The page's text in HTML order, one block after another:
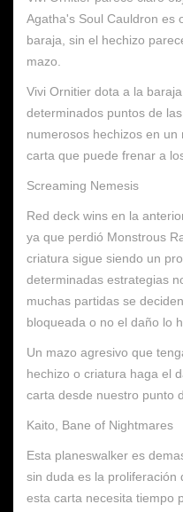
Agatha's Soul Cauldron es
baraja, sin el hechizo
mazo.
Vivi Ornitier dota a la
determinados puntos de
numerosos hechizos en
carta que puede frenar a
Screaming Nemesis
Red deck wins en la
ya que perdió Monstrous
criatura sigue siendo un
determinadas estrategias
muchas partidas se
bloqueada o no el daño lo
Un mazo agresivo que
hechizo o criatura haga el
carta desde nuestro punto
Kaito, Bane of Nightmares
Esta planeswalker es
sin duda es la proliferación
esta carta necesita tiempo